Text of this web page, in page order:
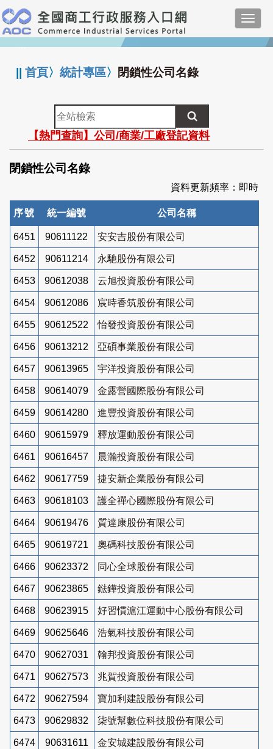
跳
到
主
要
:::
||首頁〉統計專區〉 閉鎖性公司名錄
全
站
檢
索
【熱門查詢】公司/商業/工廠登記資料
閉鎖性公司名錄
資料更新頻率：即時
序號 統一編號 公司名稱
6451 90611122 安安吉股份有限公司
6452 90611214 永馳股份有限公司
6453 90612038 云旭投資股份有限公司
6454 90612086 宸時香筑股份有限公司
6455 90612522 怡發投資股份有限公司
6456 90613212 亞碩事業股份有限公司
6457 90613965 宇洋投資股份有限公司
6458 90614079 金露營國際股份有限公司
6459 90614280 進豐投資股份有限公司
6460 90615979 釋放運動股份有限公司
6461 90616457 晨瀚投資股份有限公司
6462 90617759 捷安新企業股份有限公司
6463 90618103 護全禪心國際股份有限公司
6464 90619476 質達康股份有限公司
6465 90619721 奧碼科技股份有限公司
6466 90623372 同心全球股份有限公司
6467 90623865 鍅鏵投資股份有限公司
6468 90623915 好習慣滬江運動中心股份有限公司
6469 90625646 浩氣科技股份有限公司
6470 90627031 翰邦投資股份有限公司
6471 90627573 兆賀投資股份有限公司
6472 90627594 寶加利建設股份有限公司
6473 90629832 柒號幫數位科技股份有限公司
6474 90631611 金安城建設股份有限公司